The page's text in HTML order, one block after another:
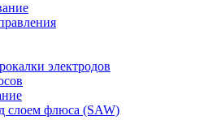
электродов
слоем флюса (SAW)